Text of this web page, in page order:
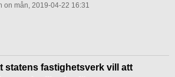
on mån, 2019-04-22 16:31
statens fastighetsverk vill att